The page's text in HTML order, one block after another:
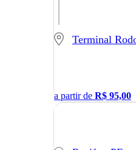
a partir de R$ 95,00